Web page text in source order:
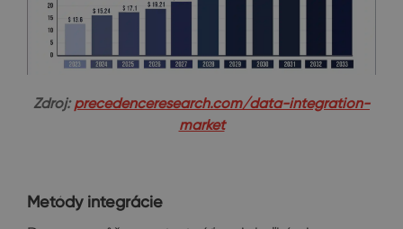
Zdroj:precedenceresearch.com/data-integration-
market
Metódy integrácie